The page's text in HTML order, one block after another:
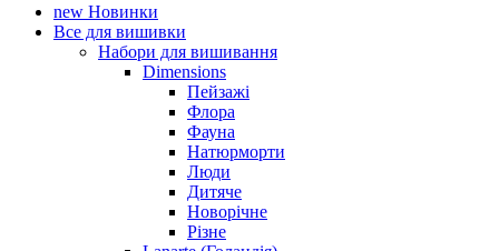
new Новинки
Все для вишивки
Набори для вишивання
Dimensions
Пейзажі
Флора
Фауна
Натюрморти
Люди
Дитяче
Новорічне
Різне